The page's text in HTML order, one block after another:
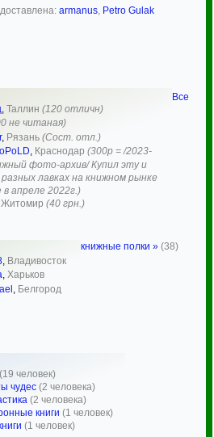
armanus, Petro Gulak
, Таллин (120 отличн)
не читаная)
, Рязань (Сост. отл.)
, Краснодар (300р = /2023-
фото-архив/ Купил эту и
лавках на книжном рынке
апреле 2022г.)
Житомир (40 грн.)
, Владивосток
, Харьков
Белгород
(19 человек)
чудес (2 человека)
(2 человека)
книги (1 человек)
(1 человек)
Все
книжные полки » (38)